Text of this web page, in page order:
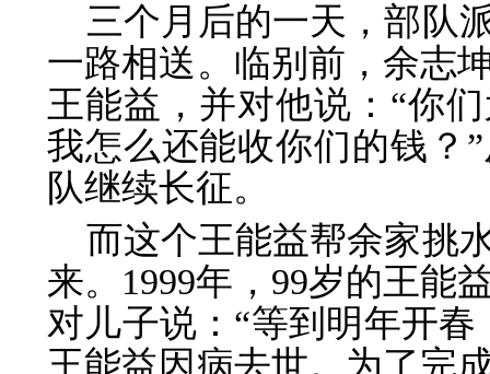
三个月后的一天，部队
一路相送。临别前，余志
王能益，并对他说：“你
我怎么还能收你们的钱？
队继续长征。
而这个王能益帮余家挑
来。1999年，99岁的王能
对儿子说：“等到明年开
王能益因病去世。为了完